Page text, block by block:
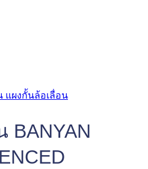
แผงกั้นล้อเลื่อน
BANYAN